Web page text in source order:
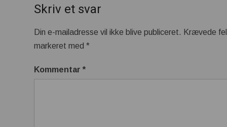
Skriv et svar
Din e-mailadresse vil ikke blive publiceret. Krævede
markeret med*
Kommentar*